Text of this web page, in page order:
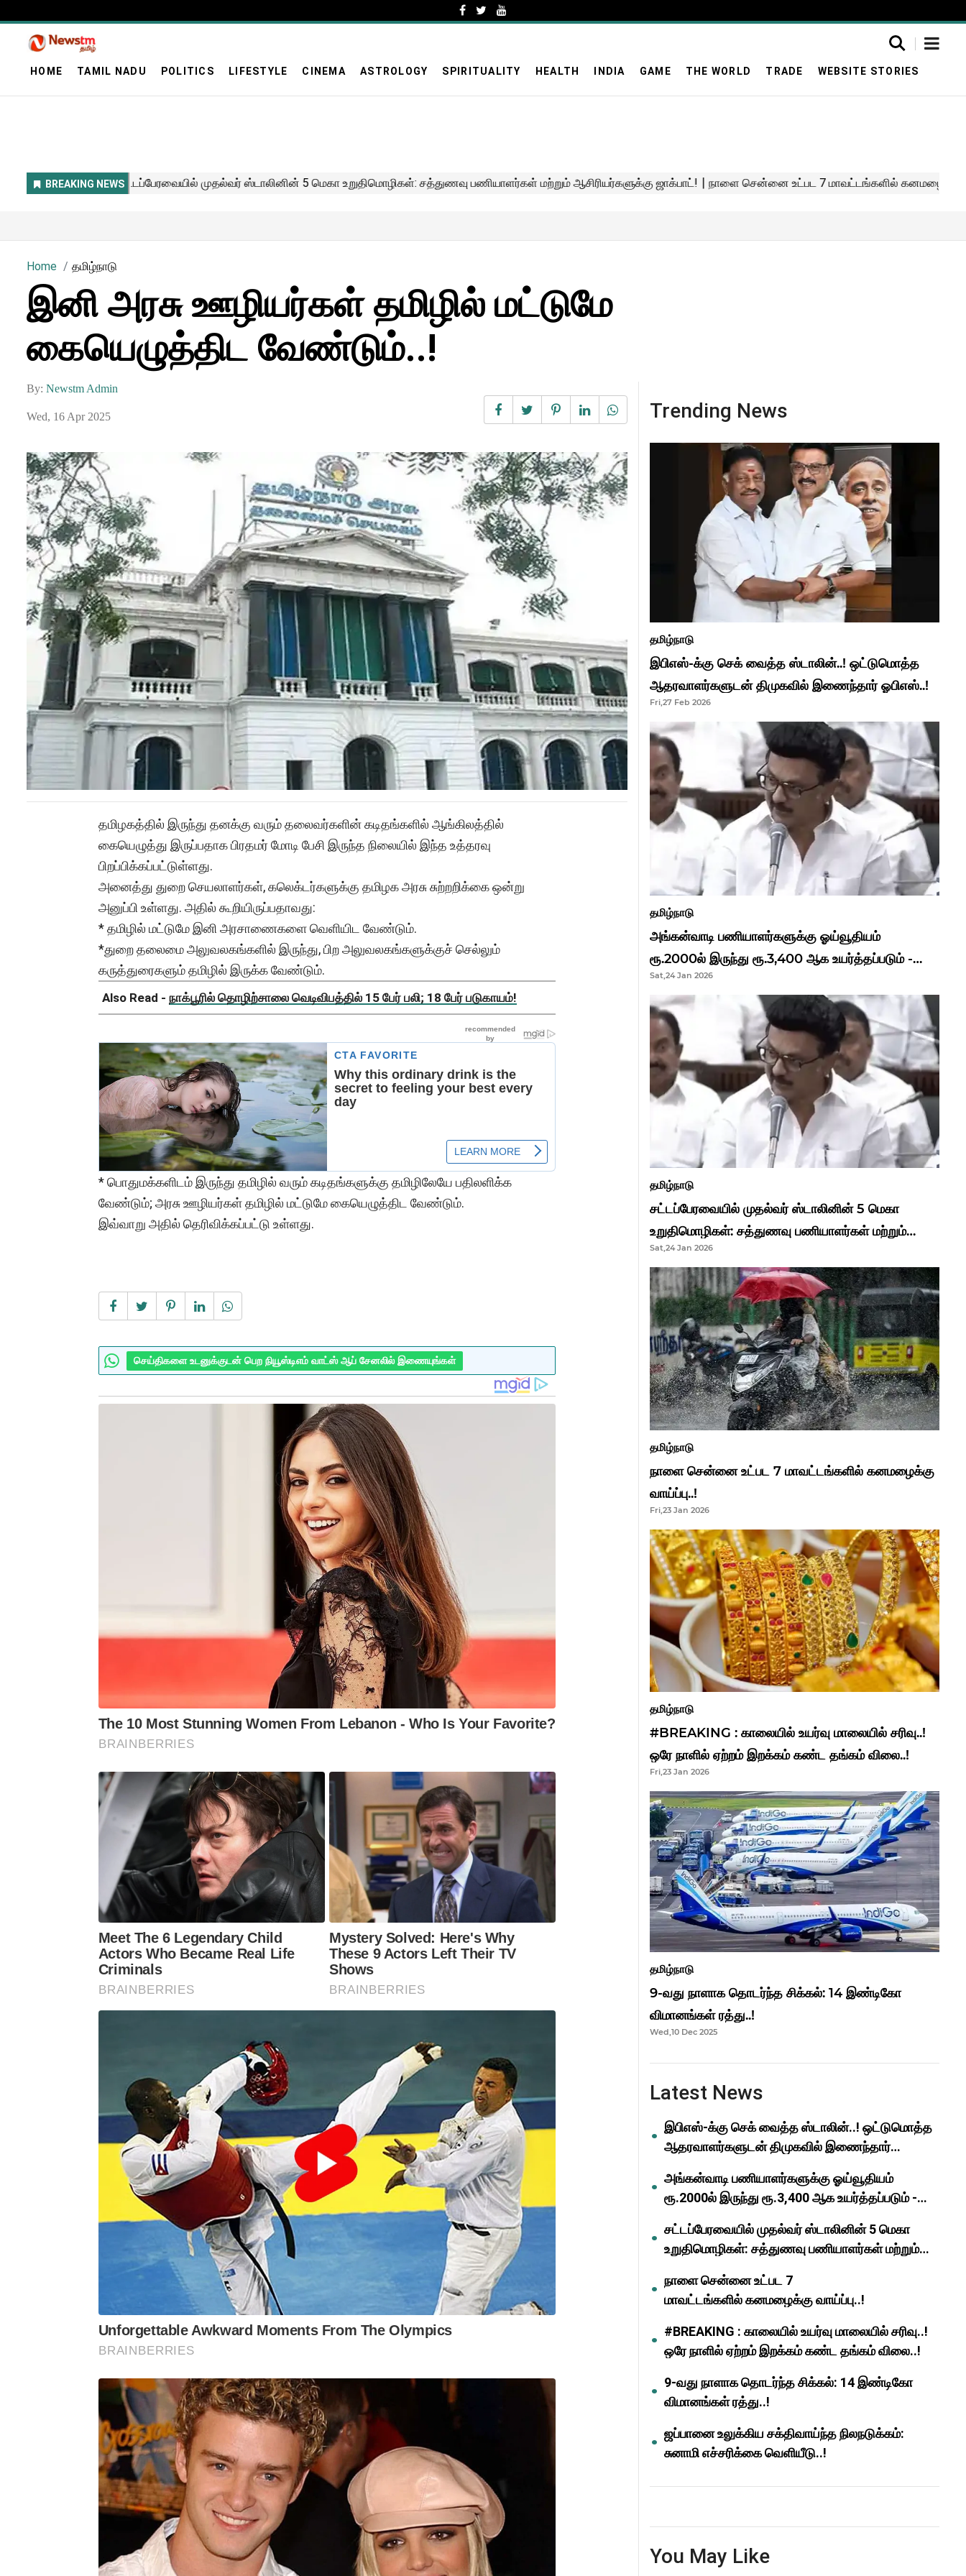
HOME TAMIL NADU POLITICS LIFESTYLE CINEMA ASTROLOGY SPIRITUALITY HEALTH INDIA GAME THE WORLD TRADE WEBSITE STORIES
Home தமிழ்நாடு
இனி அரசு ஊழியர்கள் தமிழில் மட்டுமே
கையெழுத்திட வேண்டும்..!
By: Newstm Admin
Wed, 16 Apr 2025
தமிழகத்தில் இருந்து தனக்கு வரும் தலைவர்களின் கடிதங்களில் ஆங்கிலத்தில்
கையெழுத்து இருப்பதாக பிரதமர் மோடி பேசி இருந்த நிலையில் இந்த உத்தரவு
பிறப்பிக்கப்பட்டுள்ளது.
அனைத்து துறை செயலாளர்கள், கலெக்டர்களுக்கு தமிழக அரசு சுற்றறிக்கை ஒன்று
அனுப்பி உள்ளது. அதில் கூறியிருப்பதாவது:
* தமிழில் மட்டுமே இனி அரசாணைகளை வெளியிட வேண்டும்.
*துறை தலைமை அலுவலகங்களில் இருந்து, பிற அலுவலகங்களுக்குச் செல்லும்
கருத்துரைகளும் தமிழில் இருக்க வேண்டும்.
Also Read - நாக்பூரில் தொழிற்சாலை வெடிவிபத்தில் 15 பேர் பலி; 18 பேர் படுகாயம்!
* பொதுமக்களிடம் இருந்து தமிழில் வரும் கடிதங்களுக்கு தமிழிலேயே பதிலளிக்க
வேண்டும்; அரசு ஊழியர்கள் தமிழில் மட்டுமே கையெழுத்திட வேண்டும்.
இவ்வாறு அதில் தெரிவிக்கப்பட்டு உள்ளது.
செய்திகளை உடனுக்குடன் பெற நியூஸ்டிஎம் வாட்ஸ் ஆப் சேனலில் இணையுங்கள்
Trending News
தமிழ்நாடு
இபிஎஸ்-க்கு செக் வைத்த ஸ்டாலின்..! ஒட்டுமொத்த
ஆதரவாளர்களுடன் திமுகவில் இணைந்தார் ஓபிஎஸ்..!
Fri,27 Feb 2026
தமிழ்நாடு
அங்கன்வாடி பணியாளர்களுக்கு ஓய்வூதியம்
ரூ.2000ல் இருந்து ரூ.3,400 ஆக உயர்த்தப்படும் -
முதல்வர் மு.க.ஸ்டாலின்..!
Sat,24 Jan 2026
தமிழ்நாடு
சட்டப்பேரவையில் முதல்வர் ஸ்டாலினின் 5 மெகா
உறுதிமொழிகள்: சத்துணவு பணியாளர்கள் மற்றும்
ஆசிரியர்களுக்கு ஜாக்பாட்!
Sat,24 Jan 2026
தமிழ்நாடு
நாளை சென்னை உட்பட 7 மாவட்டங்களில் கனமழைக்கு
வாய்ப்பு..!
Fri,23 Jan 2026
தமிழ்நாடு
#BREAKING : காலையில் உயர்வு மாலையில் சரிவு..!
ஒரே நாளில் ஏற்றம் இறக்கம் கண்ட தங்கம் விலை..!
Fri,23 Jan 2026
தமிழ்நாடு
9-வது நாளாக தொடர்ந்த சிக்கல்: 14 இண்டிகோ
விமானங்கள் ரத்து..!
Wed,10 Dec 2025
Latest News
இபிஎஸ்-க்கு செக் வைத்த ஸ்டாலின்..! ஒட்டுமொத்த
ஆதரவாளர்களுடன் திமுகவில் இணைந்தார்
அங்கன்வாடி பணியாளர்களுக்கு ஓய்வூதியம்
ரூ.2000ல் இருந்து ரூ.3,400 ஆக உயர்த்தப்படும் -
சட்டப்பேரவையில் முதல்வர் ஸ்டாலினின் 5 மெகா
உறுதிமொழிகள்: சத்துணவு பணியாளர்கள் மற்றும்
நாளை சென்னை உட்பட 7
மாவட்டங்களில் கனமழைக்கு வாய்ப்பு..!
#BREAKING : காலையில் உயர்வு மாலையில் சரிவு..!
ஒரே நாளில் ஏற்றம் இறக்கம் கண்ட தங்கம் விலை..!
9-வது நாளாக தொடர்ந்த சிக்கல்: 14 இண்டிகோ
விமானங்கள் ரத்து..!
ஜப்பானை உலுக்கிய சக்திவாய்ந்த நிலநடுக்கம்:
சுனாமி எச்சரிக்கை வெளியீடு..!
You May Like